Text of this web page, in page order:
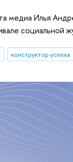
медиа Илья
социальной
конструктор успеха